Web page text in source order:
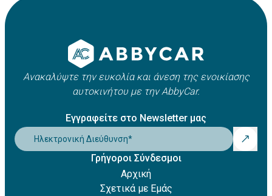
Apple Pay
νέους οδηγούς.
Ανακαλύψτε την ευκολία και άνεση της ενοικίασης
αυτοκινήτου με την AbbyCar.
Εγγραφείτε στο Newsletter μας
Ηλεκτρονική Διεύθυνση*
Γρήγοροι Σύνδεσμοι
Αρχική
Σχετικά με Εμάς